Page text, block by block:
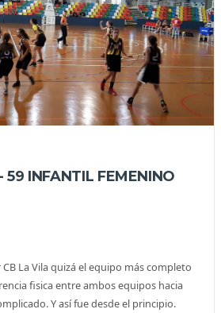
59 INFANTIL FEMENINO
La Vila quizá el equipo más completo
fisica entre ambos equipos hacia
Y así fue desde el principio.